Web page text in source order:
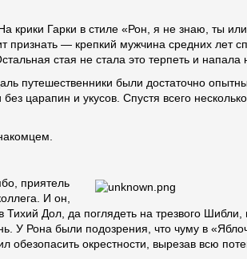
крики Гарки в стиле «Рон, я не знаю, ты
признать — крепкий мужчина средних лет
стая не стала это терпеть и напала
путешественники были достаточно
царапин и укусов. Спустя всего
приятель
И он,
Тихий Дол, да поглядеть на трезвого
У Рона были подозрения, что чуму в
обезопасить окрестности, вырезав всю